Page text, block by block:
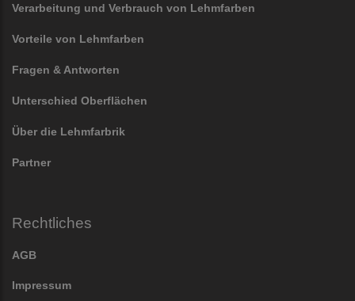
Verarbeitung und Verbrauch von Lehmfarben
Vorteile von Lehmfarben
Fragen & Antworten
Unterschied Oberflächen
Über die Lehmfarbrik
Partner
Rechtliches
AGB
Impressum